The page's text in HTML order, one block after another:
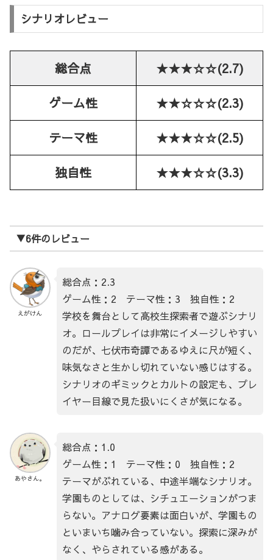
シナリオレビュー
総合点 ★★★☆☆(2.7)
ゲーム性 ★★☆☆☆(2.3)
テーマ性 ★★★☆☆(2.5)
独自性 ★★★☆☆(3.3)
▼6件のレビュー
えがけん
総合点：2.3
ゲーム性：2 テーマ性：3 独自性：2
学校を舞台として高校生探索者で遊ぶシナリ
オ。ロールプレイは非常にイメージしやすい
のだが、七伏市奇譚であるゆえに尺が短く、
味気なさと生かし切れていない感じはする。
シナリオのギミックとカルトの設定も、プレ
イヤー目線で見た扱いにくさが気になる。
あやさん。
総合点：1.0
ゲーム性：1 テーマ性：0 独自性：2
テーマがぶれている、中途半端なシナリオ。
学園ものとしては、シチュエーションがつま
らない。アナログ要素は面白いが、学園もの
といまいち噛み合っていない。探索に深みが
なく、やらされている感がある。